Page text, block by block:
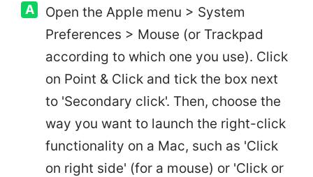
A
Open the Apple menu > System
Preferences > Mouse (or Trackpad
according to which one you use). Click
on Point & Click and tick the box next
to 'Secondary click'. Then, choose the
way you want to launch the right-click
functionality on a Mac, such as 'Click
on right side' (for a mouse) or 'Click or